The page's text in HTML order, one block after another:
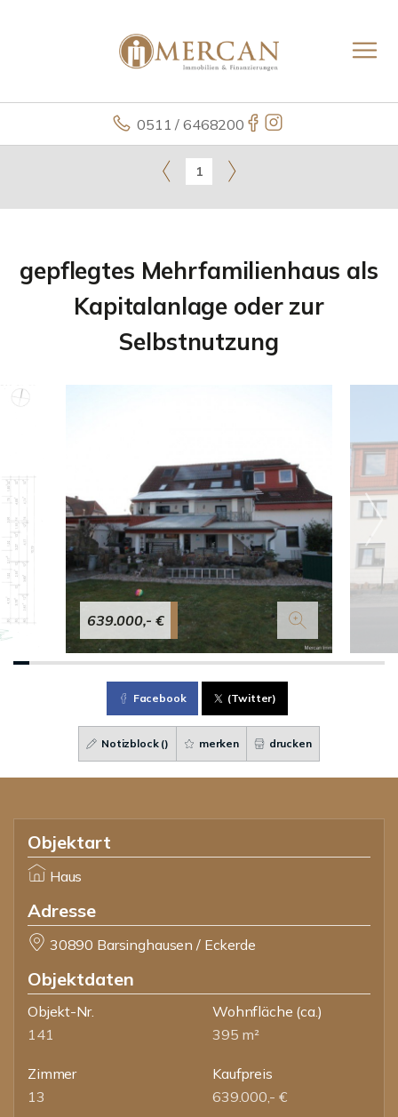
0511 / 6468200
1
gepflegtes Mehrfamilienhaus als
Kapitalanlage oder zur
Selbstnutzung
639.000,- €
Facebook (Twitter)
Notizblock () merken drucken
Objektart
Haus
Adresse
30890 Barsinghausen / Eckerde
Objektdaten
Objekt-Nr.
141
Wohnfläche (ca.)
395 m²
Zimmer
13
Kaufpreis
639.000,- €